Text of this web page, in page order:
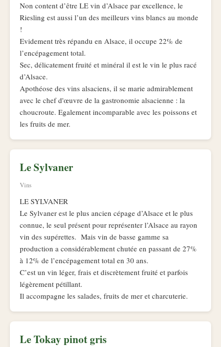
Non content d’être LE vin d’Alsace par excellence, le
Riesling est aussi l’un des meilleurs vins blancs au monde
!
Evidement très répandu en Alsace, il occupe 22% de
l’encépagement total.
Sec, délicatement fruité et minéral il est le vin le plus racé
d’Alsace.
Apothéose des vins alsaciens, il se marie admirablement
avec le chef d'œuvre de la gastronomie alsacienne : la
choucroute. Egalement incomparable avec les poissons et
les fruits de mer.
Le Sylvaner
Vins
LE SYLVANER
Le Sylvaner est le plus ancien cépage d’Alsace et le plus
connue, le seul présent pour représenter l’Alsace au rayon
vin des supérettes. Mais vin de basse gamme sa
production a considérablement chutée en passant de 27%
à 12% de l’encépagement total en 30 ans.
C’est un vin léger, frais et discrètement fruité et parfois
légèrement pétillant.
Il accompagne les salades, fruits de mer et charcuterie.
Le Tokay pinot gris